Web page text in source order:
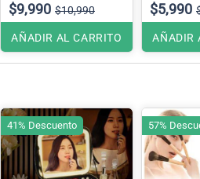
$9,990 $10,990
AÑADIR AL CARRITO
$5,990
AÑADIR
41% Descuento 57%